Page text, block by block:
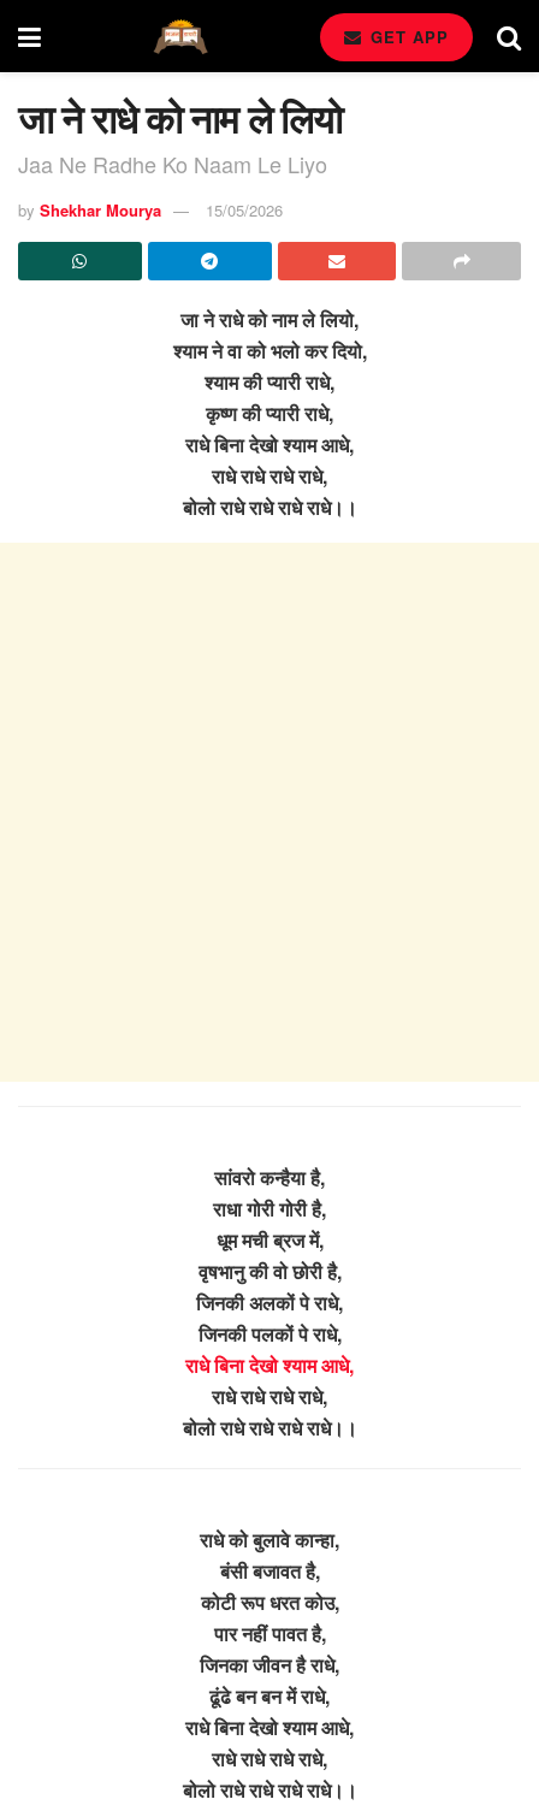
GET APP
जा ने राधे को नाम ले लियो
Jaa Ne Radhe Ko Naam Le Liyo
by Shekhar Mourya 15/05/2026
जा ने राधे को नाम ले लियो,
श्याम ने वा को भलो कर दियो,
श्याम की प्यारी राधे,
कृष्ण की प्यारी राधे,
राधे बिना देखो श्याम आधे,
राधे राधे राधे राधे,
बोलो राधे राधे राधे राधे।।
सांवरो कन्हैया है,
राधा गोरी गोरी है,
धूम मची ब्रज में,
वृषभानु की वो छोरी है,
जिनकी अलकों पे राधे,
जिनकी पलकों पे राधे,
राधे बिना देखो श्याम आधे,
राधे राधे राधे राधे,
बोलो राधे राधे राधे राधे।।
राधे को बुलावे कान्हा,
बंसी बजावत है,
कोटी रूप धरत कोउ,
पार नहीं पावत है,
जिनका जीवन है राधे,
ढूंढे बन बन में राधे,
राधे बिना देखो श्याम आधे,
राधे राधे राधे राधे,
बोलो राधे राधे राधे राधे।।